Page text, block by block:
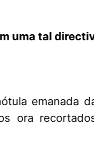
uma tal
emanada
ora